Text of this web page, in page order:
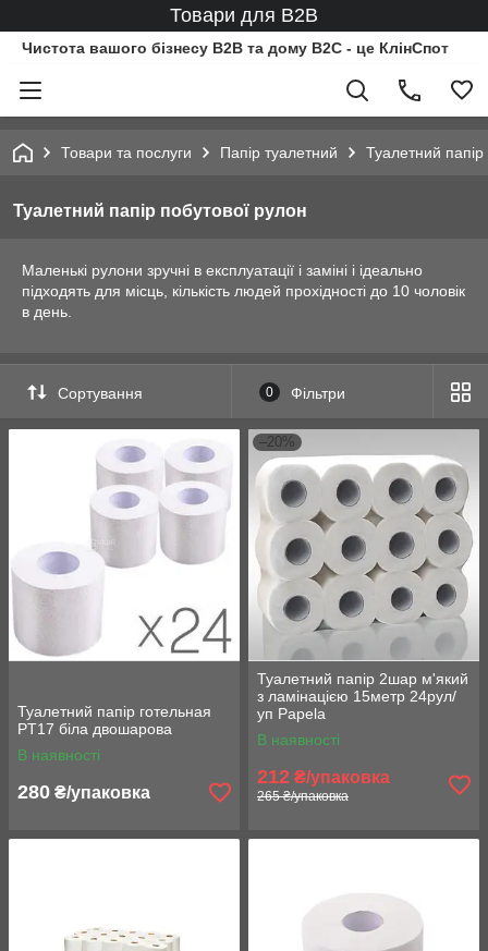
Товари для B2B
Чистота вашого бізнесу B2B та дому B2C - це КлінСпот
Товари та послуги Папір туалетний Туалетний
Туалетний папір побутової рулон
Маленькі рулони зручні в експлуатації і заміні і ідеально
підходять для місць, кількість людей прохідності до 10 чоловік
в день.
Сортування 0 Фільтри
Туалетний папір готельная
PT17 біла двошарова
В наявності
280 ₴/упаковка
–20%
Туалетний папір 2шар м'який
з ламінацією 15метр 24рул/
уп Papela
В наявності
212 ₴/упаковка
265 ₴/упаковка